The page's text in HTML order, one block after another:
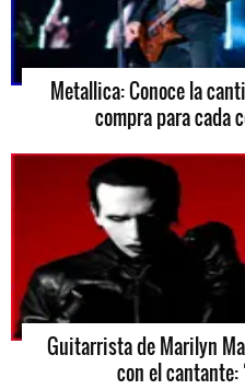
Metallica: Conoce la
compra para cada
Guitarrista de Marilyn
con el cantante: